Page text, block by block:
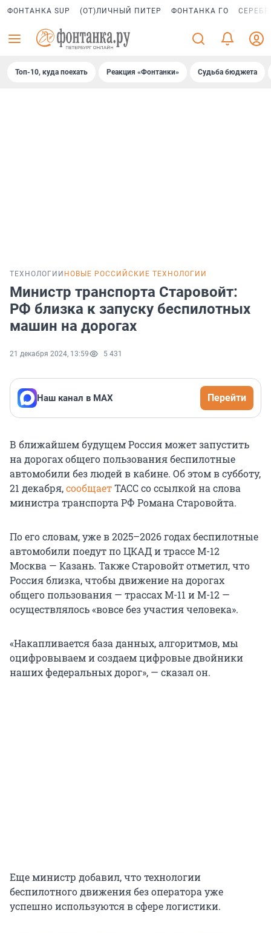
ФОНТАНКА SUP (ОТ)ЛИЧНЫЙ ПИТЕР ФОНТАНКА ГО
Топ-10, куда поехать Реакция «Фонтанки» Судьба бюджета
ТЕХНОЛОГИИ НОВЫЕ РОССИЙСКИЕ ТЕХНОЛОГИИ
Министр транспорта Старовойт:
РФ близка к запуску беспилотных
машин на дорогах
21 декабря 2024, 13:59 5 431
Наш канал в МАХ Перейти
В ближайшем будущем Россия может запустить
на дорогах общего пользования беспилотные
автомобили без людей в кабине. Об этом в субботу,
21 декабря,сообщаетТАСС со ссылкой на слова
министра транспорта РФ Романа Старовойта.
По его словам, уже в 2025–2026 годах беспилотные
автомобили поедут по ЦКАД и трассе М-12
Москва — Казань. Также Старовойт отметил, что
Россия близка, чтобы движение на дорогах
общего пользования — трассах М-11 и М-12 —
осуществлялось «вовсе без участия человека».
«Накапливается база данных, алгоритмов, мы
оцифровываем и создаем цифровые двойники
наших федеральных дорог», — сказал он.
Еще министр добавил, что технологии
беспилотного движения без оператора уже
успешно используются в сфере логистики.